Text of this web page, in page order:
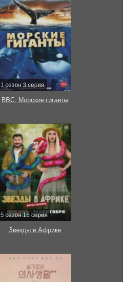
1 сезон 3 серия
BBC: Морские гиганты
5 сезон 16 серия
Звёзды в Африке